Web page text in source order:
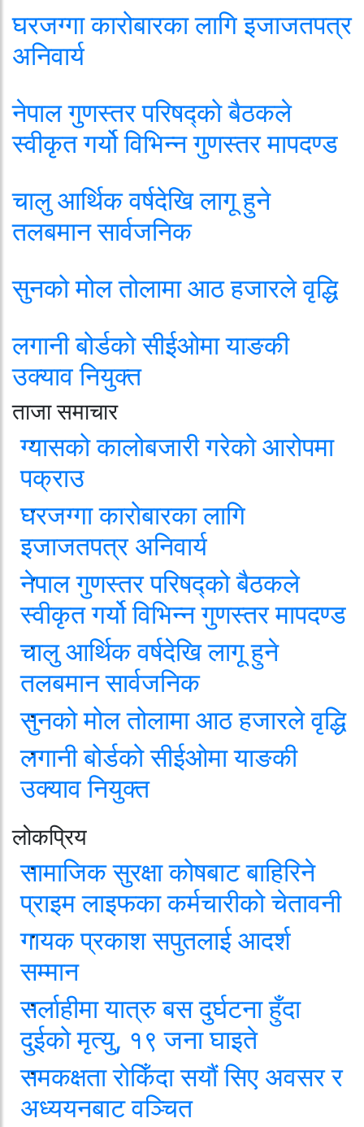
घरजग्गा कारोबारका लागि इजाजतपत्र
अनिवार्य
नेपाल गुणस्तर परिषद्को बैठकले
स्वीकृत गर्यो विभिन्न गुणस्तर मापदण्ड
चालु आर्थिक वर्षदेखि लागू हुने
तलबमान सार्वजनिक
सुनको मोल तोलामा आठ हजारले वृद्धि
लगानी बोर्डको सीईओमा याङकी
उक्याव नियुक्त
ताजा समाचार
ग्यासको कालोबजारी गरेको आरोपमा
पक्राउ
घरजग्गा कारोबारका लागि
इजाजतपत्र अनिवार्य
नेपाल गुणस्तर परिषद्को बैठकले
स्वीकृत गर्यो विभिन्न गुणस्तर मापदण्ड
चालु आर्थिक वर्षदेखि लागू हुने
तलबमान सार्वजनिक
सुनको मोल तोलामा आठ हजारले वृद्धि
लगानी बोर्डको सीईओमा याङकी
उक्याव नियुक्त
लोकप्रिय
सामाजिक सुरक्षा कोषबाट बाहिरिने
प्राइम लाइफका कर्मचारीको चेतावनी
गायक प्रकाश सपुतलाई आदर्श
सम्मान
सर्लाहीमा यात्रु बस दुर्घटना हुँदा
दुईको मृत्यु, १९ जना घाइते
समकक्षता रोकिँदा सयौं सिए अवसर र
अध्ययनबाट वञ्चित